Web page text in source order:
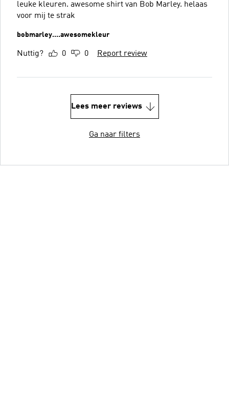
leuke kleuren. awesome shirt van Bob Marley. helaas
voor mij te strak
bobmarley....awesomekleur
Nuttig? 0 0 Report review
Lees meer reviews
Ga naar filters